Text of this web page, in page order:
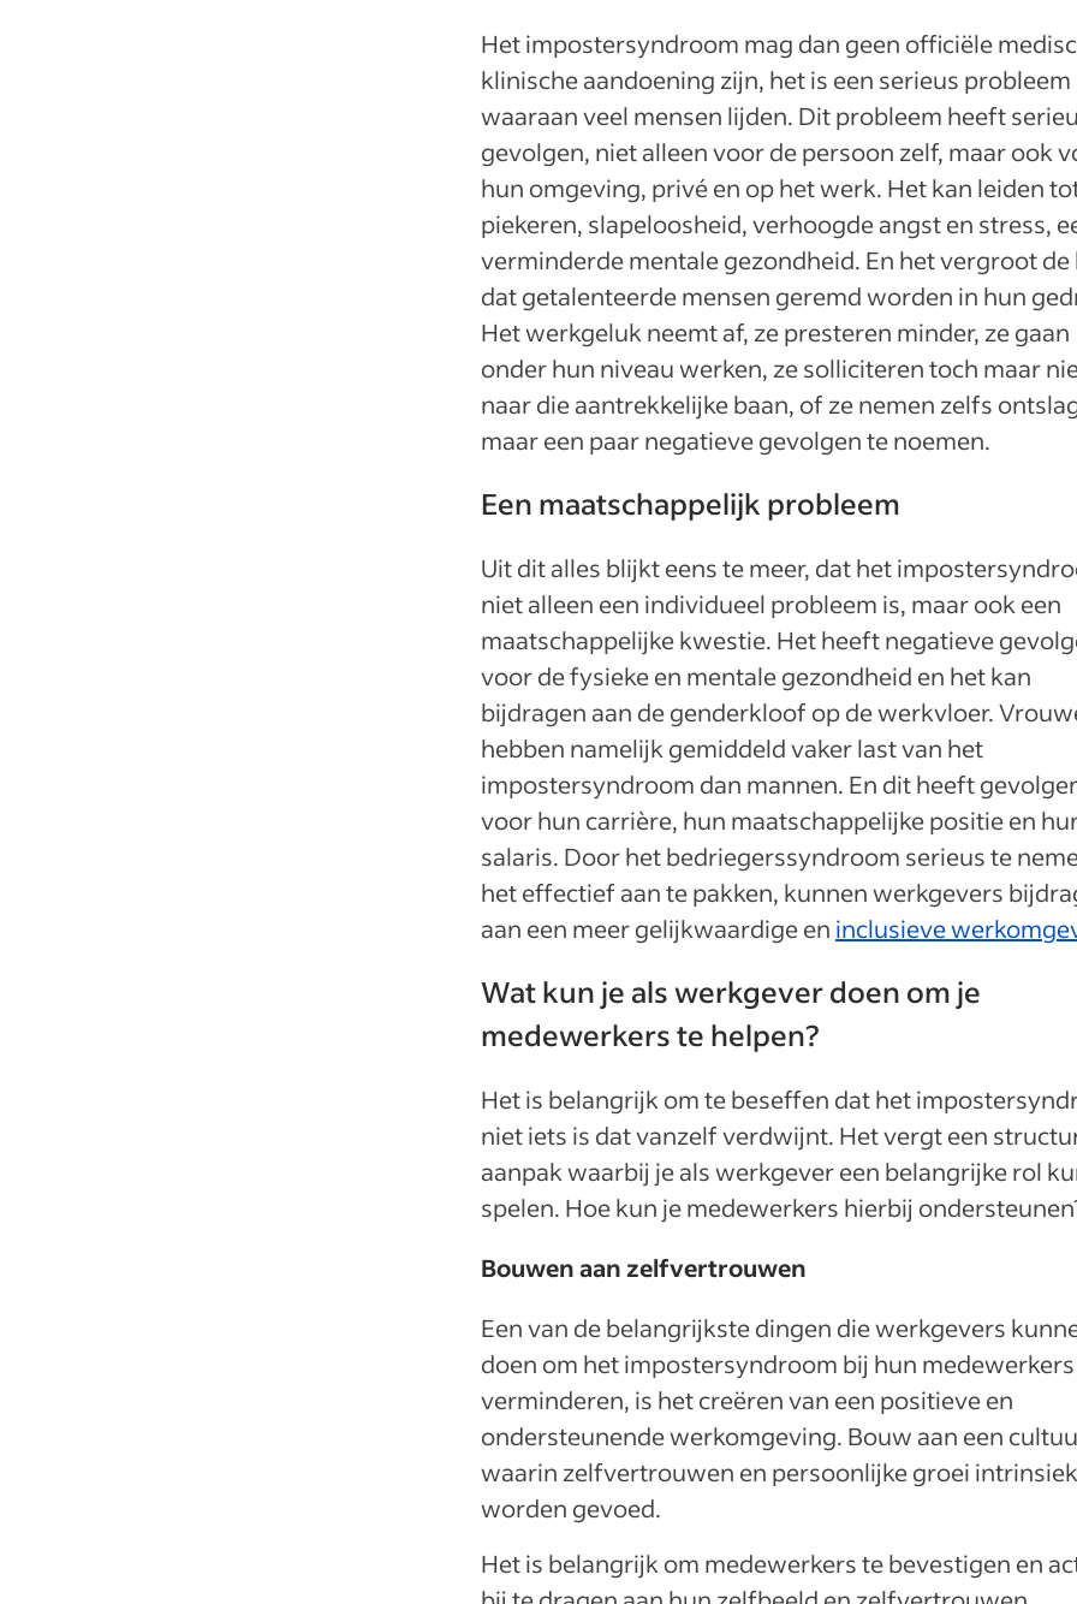
Het impostersyndroom mag dan geen officiële
klinische aandoening zijn, het is een serieus probleem
waaraan veel mensen lijden. Dit probleem heeft
gevolgen, niet alleen voor de persoon zelf, maar ook
hun omgeving, privé en op het werk. Het kan leiden
piekeren, slapeloosheid, verhoogde angst en stress,
verminderde mentale gezondheid. En het vergroot de
dat getalenteerde mensen geremd worden in hun
Het werkgeluk neemt af, ze presteren minder, ze gaan
onder hun niveau werken, ze solliciteren toch maar
naar die aantrekkelijke baan, of ze nemen zelfs
maar een paar negatieve gevolgen te noemen.
Een maatschappelijk probleem
Uit dit alles blijkt eens te meer, dat het
niet alleen een individueel probleem is, maar ook een
maatschappelijke kwestie. Het heeft negatieve
voor de fysieke en mentale gezondheid en het kan
bijdragen aan de genderkloof op de werkvloer.
hebben namelijk gemiddeld vaker last van het
impostersyndroom dan mannen. En dit heeft
voor hun carrière, hun maatschappelijke positie en
salaris. Door het bedriegerssyndroom serieus te
het effectief aan te pakken, kunnen werkgevers
aan een meer gelijkwaardige en inclusieve
Wat kun je als werkgever doen om je
medewerkers te helpen?
Het is belangrijk om te beseffen dat het
niet iets is dat vanzelf verdwijnt. Het vergt een
aanpak waarbij je als werkgever een belangrijke rol
spelen. Hoe kun je medewerkers hierbij
Bouwen aan zelfvertrouwen
Een van de belangrijkste dingen die werkgevers
doen om het impostersyndroom bij hun
verminderen, is het creëren van een positieve en
ondersteunende werkomgeving. Bouw aan een
waarin zelfvertrouwen en persoonlijke groei intrinsiek
worden gevoed.
Het is belangrijk om medewerkers te bevestigen en